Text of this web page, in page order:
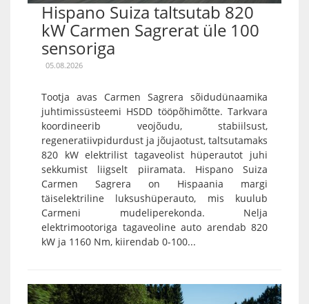
Hispano Suiza taltsutab 820
kW Carmen Sagrerat üle 100
sensoriga
05.08.2026
Tootja avas Carmen Sagrera sõidudünaamika
juhtimissüsteemi HSDD tööpõhimõtte. Tarkvara
koordineerib veojõudu, stabiilsust,
regeneratiivpidurdust ja jõujaotust, taltsutamaks
820 kW elektrilist tagaveolist hüperautot juhi
sekkumist liigselt piiramata. Hispano Suiza
Carmen Sagrera on Hispaania margi
täiselektriline luksushüperauto, mis kuulub
Carmeni mudeliperekonda. Nelja
elektrimootoriga tagaveoline auto arendab 820
kW ja 1160 Nm, kiirendab 0-100...